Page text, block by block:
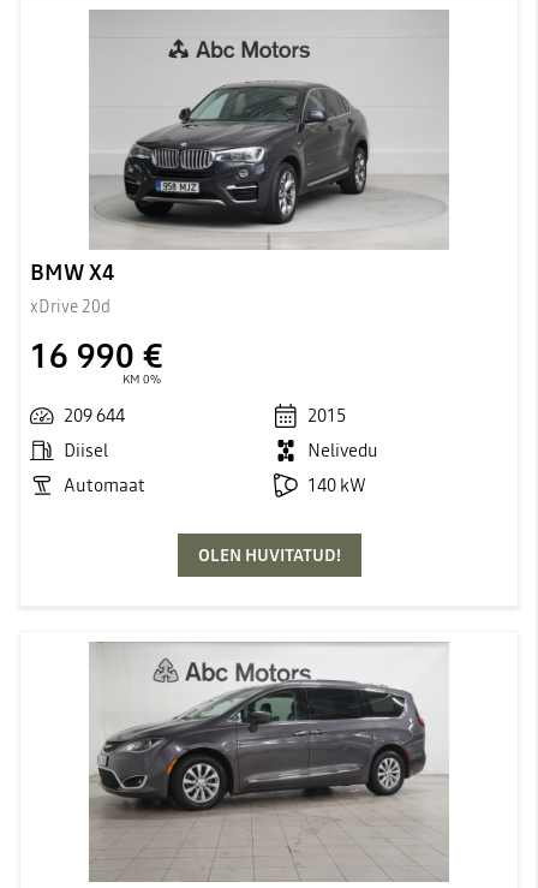
BMW X4
xDrive 20d
16 990 €
KM 0%
209 644
2015
Diisel
Nelivedu
Automaat
140 kW
OLEN HUVITATUD!